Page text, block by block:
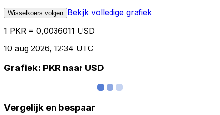
Wisselkoers volgen Bekijk volledige grafiek
1 PKR = 0,0036011 USD
10 aug 2026, 12:34 UTC
Grafiek: PKR naar USD
Vergelijk en bespaar